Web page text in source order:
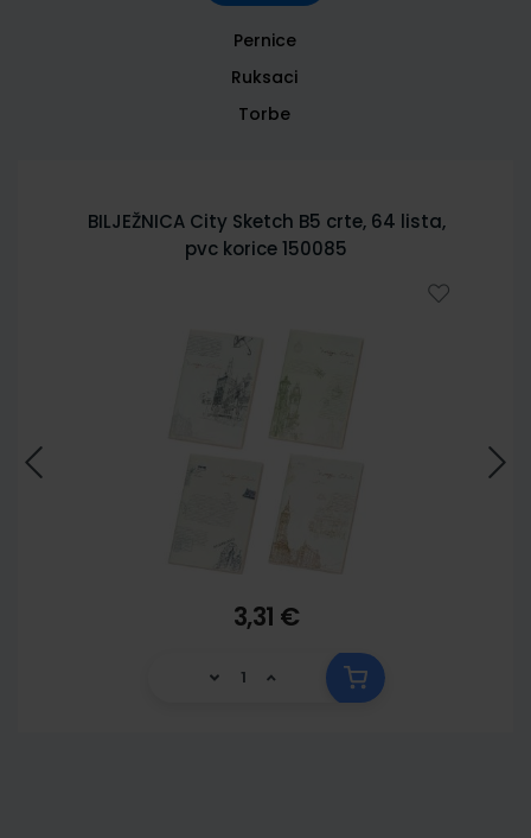
Pernice
Ruksaci
Torbe
BILJEŽNICA City Sketch B5 crte, 64 lista,
pvc korice 150085
3,31 €